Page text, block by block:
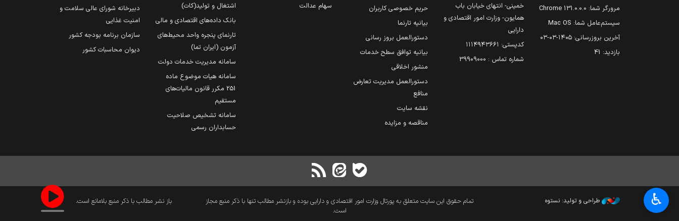
مرورگر شما: 131.0.0.0 Chrome
سیستم‌عامل شما: Mac OS
آخرین بروزرسانی: ۱۴۰۵-۰۳-۰۳
بازدید: 41
خمینی- انتهای خیابان باب
همایون- وزارت امور اقتصادی و
دارایی
کدپستی: ۱۱۱۴۹۴۳۶۶۱
شماره تماس : 39909000
حریم خصوصی کاربران
بیانیه تارنما
دستورالعمل بروز رسانی
بیانیه توافق سطح خدمات
منشور اخلاقی
دستورالعمل مدیریت تعارض
منافع
نقشه سایت
مناقصه و مزایده
سهام عدالت
اشتغال و تولید(کات)
بانک داده‌های اقتصادی و مالی
تارنمای پنجره واحد محیط‌های
آزمون (ایران تما)
سامانه مدیریت خدمات دولت
سامانه هیات موضوع ماده
251 مکرر قانون مالیات‌های
مستقیم
سامانه تشخیص صلاحیت
حسابداران رسمی
دبیرخانه شورای عالی سلامت و
امنیت غذایی
سازمان برنامه بودجه کشور
دیوان محاسبات کشور
طراحی و تولید: نستوه
تمام حقوق این سایت متعلق به پورتال وزارت امور اقتصادی و دارایی بوده و بازنشر مطالب تنها با ذکر منبع مجاز
است.
باز نشر مطالب با ذکر منبع بلامانع است. ♿︎